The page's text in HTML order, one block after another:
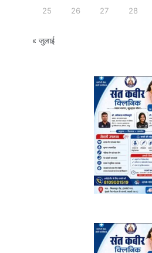
25 26 27 28
« जुलाई